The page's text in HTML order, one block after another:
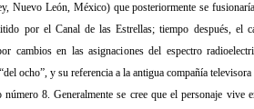
Nuevo León, México) que posteriormente se
por el Canal de las Estrellas; tiempo después, el
cambios en las asignaciones del espectro
ocho”, y su referencia a la antigua compañía
número 8. Generalmente se cree que el personaje vive